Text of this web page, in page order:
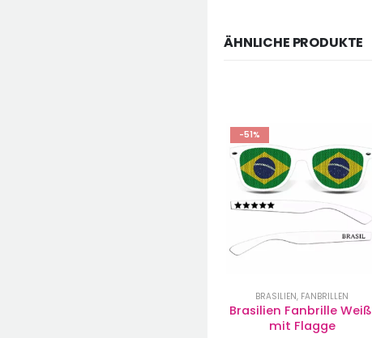
ÄHNLICHE PRODUKTE
-51%
AUSTRALIEN ,FANBRILLEN
Australien Brille I LOVE
(weiß)